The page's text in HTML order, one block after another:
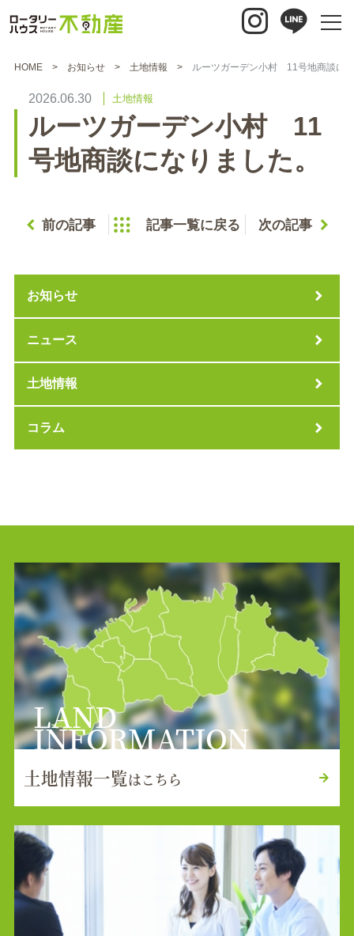
HOME お知らせ 土地情報 ルーツガーデン小村 11号地商談に
2026.06.30 土地情報
ルーツガーデン小村 11
号地商談になりました。
前の記事 記事一覧に戻る 次の記事
お知らせ
ニュース
土地情報
コラム
LAND
INFORMATION
土地情報一覧はこちら